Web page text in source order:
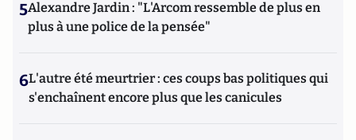
5Alexandre Jardin : "L'Arcom ressemble de plus en
plus à une police de la pensée"
6L'autre été meurtrier : ces coups bas politiques qui
s'enchaînent encore plus que les canicules